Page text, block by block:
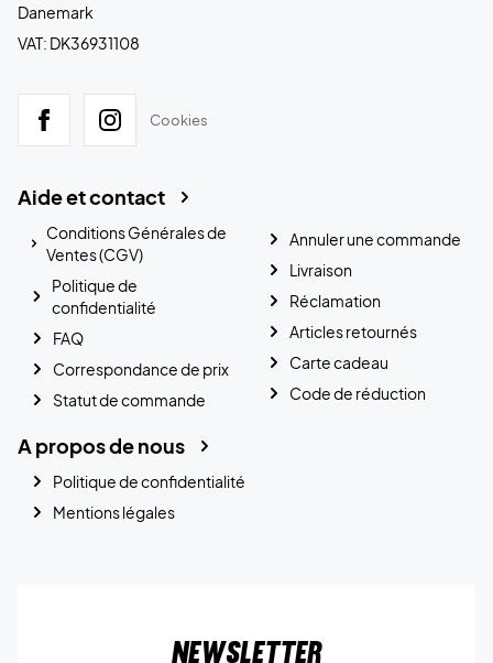
Danemark
VAT: DK36931108
Cookies
Aide et contact
Conditions Générales de
Ventes (CGV)
Politique de
confidentialité
FAQ
Correspondance de prix
Statut de commande
Annuler une commande
Livraison
Réclamation
Articles retournés
Carte cadeau
Code de réduction
A propos de nous
Politique de confidentialité
Mentions légales
Newsletter